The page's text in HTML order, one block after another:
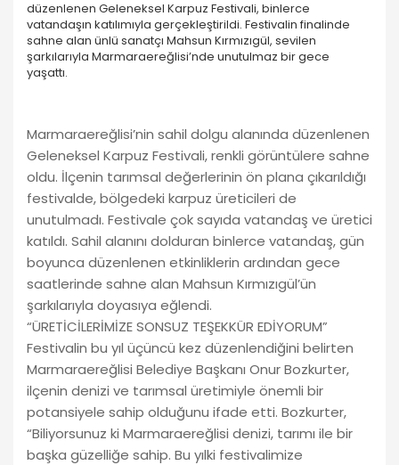
düzenlenen Geleneksel Karpuz Festivali, binlerce
vatandaşın katılımıyla gerçekleştirildi. Festivalin finalinde
sahne alan ünlü sanatçı Mahsun Kırmızıgül, sevilen
şarkılarıyla Marmaraereğlisi’nde unutulmaz bir gece
yaşattı.
Marmaraereğlisi’nin sahil dolgu alanında düzenlenen
Geleneksel Karpuz Festivali, renkli görüntülere sahne
oldu. İlçenin tarımsal değerlerinin ön plana çıkarıldığı
festivalde, bölgedeki karpuz üreticileri de
unutulmadı. Festivale çok sayıda vatandaş ve üretici
katıldı. Sahil alanını dolduran binlerce vatandaş, gün
boyunca düzenlenen etkinliklerin ardından gece
saatlerinde sahne alan Mahsun Kırmızıgül’ün
şarkılarıyla doyasıya eğlendi.
“ÜRETİCİLERİMİZE SONSUZ TEŞEKKÜR EDİYORUM”
Festivalin bu yıl üçüncü kez düzenlendiğini belirten
Marmaraereğlisi Belediye Başkanı Onur Bozkurter,
ilçenin denizi ve tarımsal üretimiyle önemli bir
potansiyele sahip olduğunu ifade etti. Bozkurter,
“Biliyorsunuz ki Marmaraereğlisi denizi, tarımı ile bir
başka güzelliğe sahip. Bu yılki festivalimize